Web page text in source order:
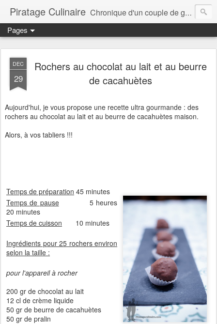
Piratage Culinaire Chronique d'un couple de gourmands
Pages
DEC
29
Rochers au chocolat au lait et au beurre
de cacahuètes
Aujourd'hui, je vous propose une recette ultra gourmande : des
rochers au chocolat au lait et au beurre de cacahuètes maison.
Alors, à vos tabliers !!!
Temps de préparation 45 minutes
Temps de pause5 heures
20 minutes
Temps de cuisson 10 minutes
Ingrédients pour 25 rochers environ
selon la taille :
pour l'appareil à rocher
200 gr de chocolat au lait
12 cl de crème liquide
50 gr de beurre de cacahuètes
50 gr de pralin